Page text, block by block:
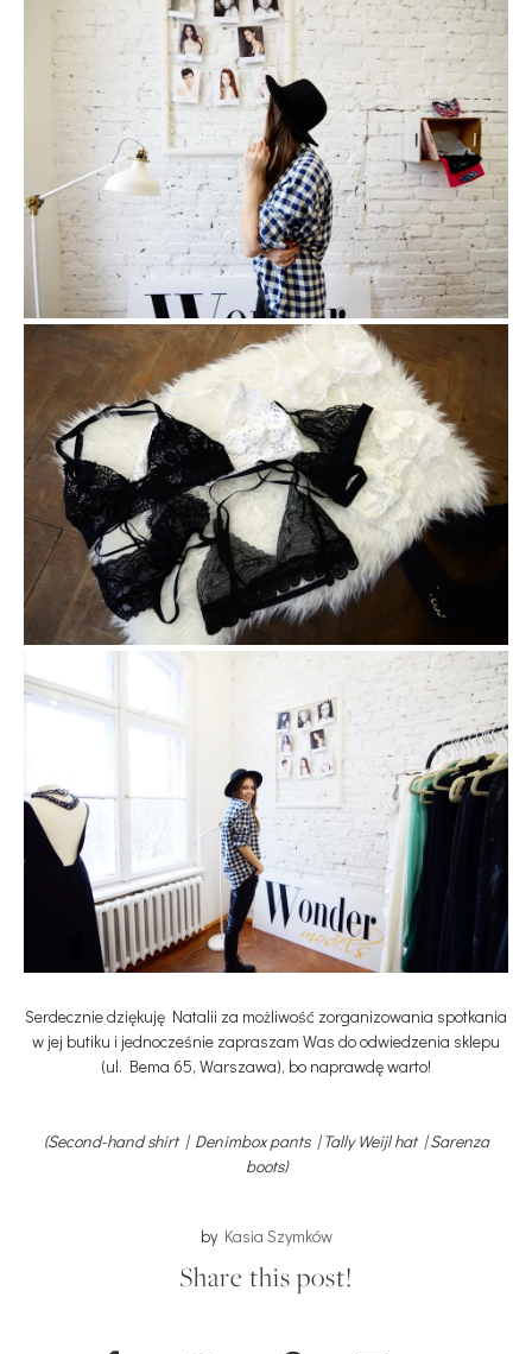
Serdecznie dziękuję Natalii za możliwość zorganizowania spotkania
w jej butiku i jednocześnie zapraszam Was do odwiedzenia sklepu
(ul. Bema 65, Warszawa), bo naprawdę warto!
(Second-hand shirt | Denimbox pants | Tally Weijl hat | Sarenza
boots)
by Kasia Szymków
Share this post!